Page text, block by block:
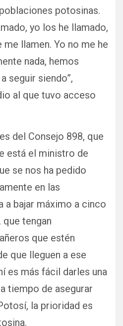
potosinas.
yo los he llamado,
llamen. Yo no me he
nada, hemos
seguir siendo”,
al que tuvo acceso
del Consejo 898, que
está el ministro de
se nos ha pedido
en las
a bajar máximo a cinco
tengan
que estén
que lleguen a ese
es más fácil darles una
tiempo de asegurar
la prioridad es